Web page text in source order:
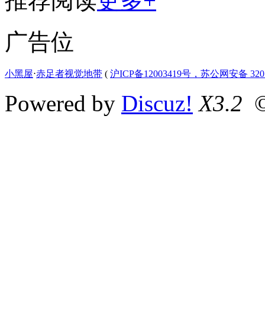
广告位
小黑屋⋅赤足者视觉地带 ( 沪ICP备12003419号，苏公网安备
Powered by Discuz! X3.2